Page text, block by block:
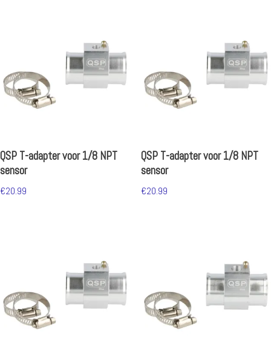
QSP T-adapter voor 1/8 NPT
sensor
€20.99
QSP T-adapter voor 1/8 NPT
sensor
€20.99